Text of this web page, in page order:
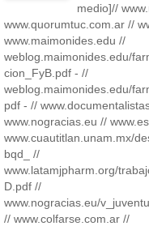
medio]//
www.quorumtuc.com.ar //
www.maimonides.edu //
weblog.maimonides.edu/
cion_FyB.pdf - //
weblog.maimonides.edu/
pdf - //
www.nogracias.eu //
www.cuautitlan.unam.mx/
bqd_ //
www.latamjpharm.org/
D.pdf //
www.nogracias.eu/
// www.colfarse.com.ar //